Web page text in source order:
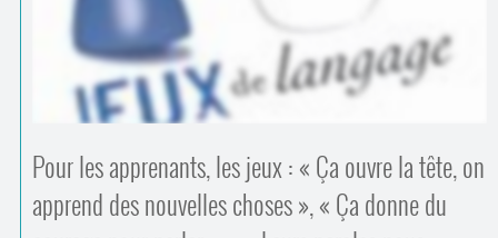
Bienvenue en Belgique
Trouver un lieu d’alphabétisation
Pour les apprenants, les jeux : « Ça ouvre la tête, on
apprend des nouvelles choses », « Ça donne du